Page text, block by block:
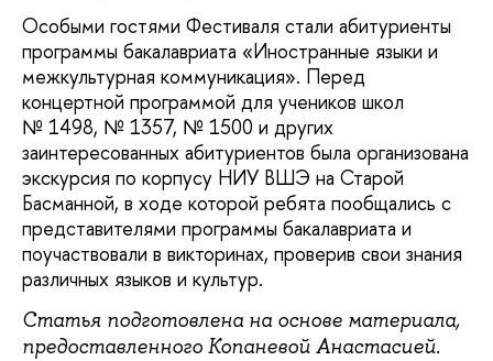
Особыми гостями Фестиваля стали абитуриенты
программы бакалавриата «Иностранные языки и
межкультурная коммуникация». Перед
концертной программой для учеников школ
№ 1498, № 1357, № 1500 и других
заинтересованных абитуриентов была организована
экскурсия по корпусу НИУ ВШЭ на Старой
Басманной, в ходе которой ребята пообщались с
представителями программы бакалавриата и
поучаствовали в викторинах, проверив свои знания
различных языков и культур.
Статья подготовлена на основе материала,
предоставленного Копаневой Анастасией.